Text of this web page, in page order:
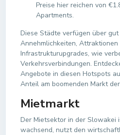
Preise hier reichen von
Apartments.
Diese Städte verfügen über
Annehmlichkeiten, Attraktionen
Infrastrukturupgrades, wie
Verkehrsverbindungen.
Angebote in diesen Hotspots
Anteil am boomenden Markt
Mietmarkt
Der Mietsektor in der Slowakei
wachsend, nutzt den